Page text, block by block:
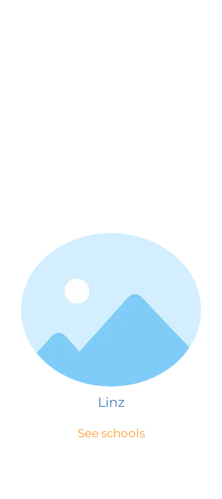
Linz
See schools